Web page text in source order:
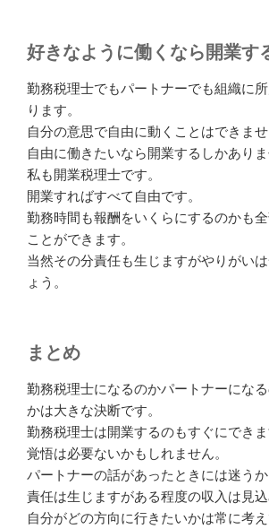
好きなように働くなら開業す
勤務税理士でもパートナーでも組織に
ります。
自分の意思で自由に動くことはできませ
自由に働きたいなら開業するしかありま
私も開業税理士です。
開業すればすべて自由です。
勤務時間も報酬をいくらにするのかも
ことができます。
当然その分責任も生じますがやりがい
ょう。
まとめ
勤務税理士になるのかパートナーにな
かは大きな決断です。
勤務税理士は開業するのもすぐにでき
覚悟は必要ないかもしれません。
パートナーの話があったときには迷うか
責任は生じますがある程度の収入は見込
自分がどの方向に行きたいかは常に考